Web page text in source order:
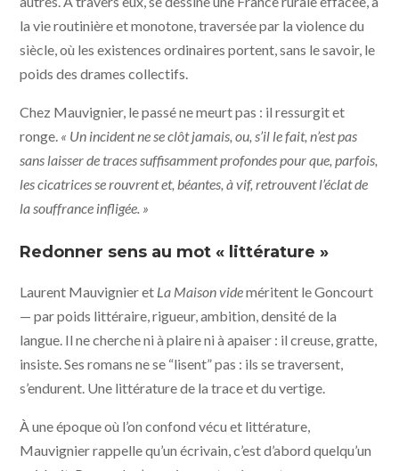
la vie routinière et monotone, traversée par la violence du
siècle, où les existences ordinaires portent, sans le savoir, le
poids des drames collectifs.
Chez Mauvignier, le passé ne meurt pas : il ressurgit et
ronge. « Un incident ne se clôt jamais, ou, s’il le fait, n’est pas
sans laisser de traces suffisamment profondes pour que, parfois,
les cicatrices se rouvrent et, béantes, à vif, retrouvent l’éclat de
la souffrance infligée. »
Redonner sens au mot « littérature »
Laurent Mauvignier et La Maison videméritent le Goncourt
— par poids littéraire, rigueur, ambition, densité de la
langue. Il ne cherche ni à plaire ni à apaiser : il creuse, gratte,
insiste. Ses romans ne se “lisent” pas : ils se traversent,
s’endurent. Une littérature de la trace et du vertige.
À une époque où l’on confond vécu et littérature,
Mauvignier rappelle qu’un écrivain, c’est d’abord quelqu’un